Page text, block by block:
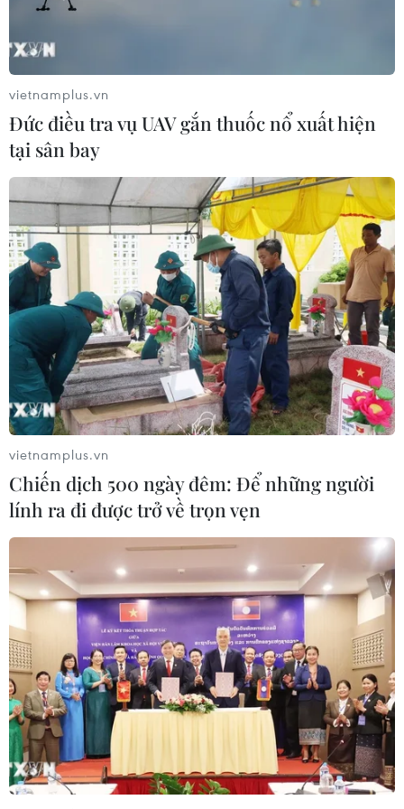
Sự cố cá chết hàng loạt trên hồ Trị An khiến người nuôi thiệt hại
hàng tỷ đồng. (Ảnh: Lê Xuân/TTXVN)
Ngày 1/6, Ủy ban Nhân dân phường Trị An
(thành phố Đồng Nai) cho biết, sau sự cố hơn
200 tấn cá chết trên hồ Trị An, đơn vị đã nhanh
chóng triển khai các giải pháp, hỗ trợ người dân
khắc phục sự cố nhằm hạn chế thấp nhất thiệt
hại trong thời gian tới.
Bà Nguyễn Thị Dung, Chủ tịch Ủy ban Nhân dân
phường Trị An cho biết, sau khi ghi nhận sự
việc, địa phương đã cử cán bộ chuyên trách
bám sát địa bàn, hướng dẫn các cơ sở nuôi thực
hiện tốt các giải pháp kỹ thuật, các biện pháp
phòng chống và khắc phục thiệt hại do nắng
nóng, mưa bão và biến động thất thường của
thời tiết; đồng thời, hướng dẫn các hộ dân nuôi
lồng bè thực hiện di dời về vùng nuôi, sắp xếp
neo đậu an toàn để ổn định sản xuất, đảm bảo
khoảng cách các cụm lồng bè tại vị trí đặt theo
quy định.
vietnamplus.vn
Đức điều tra vụ UAV gắn thuốc nổ xuất hiện
tại sân bay
vietnamplus.vn
Chiến dịch 500 ngày đêm: Để những người
lính ra đi được trở về trọn vẹn